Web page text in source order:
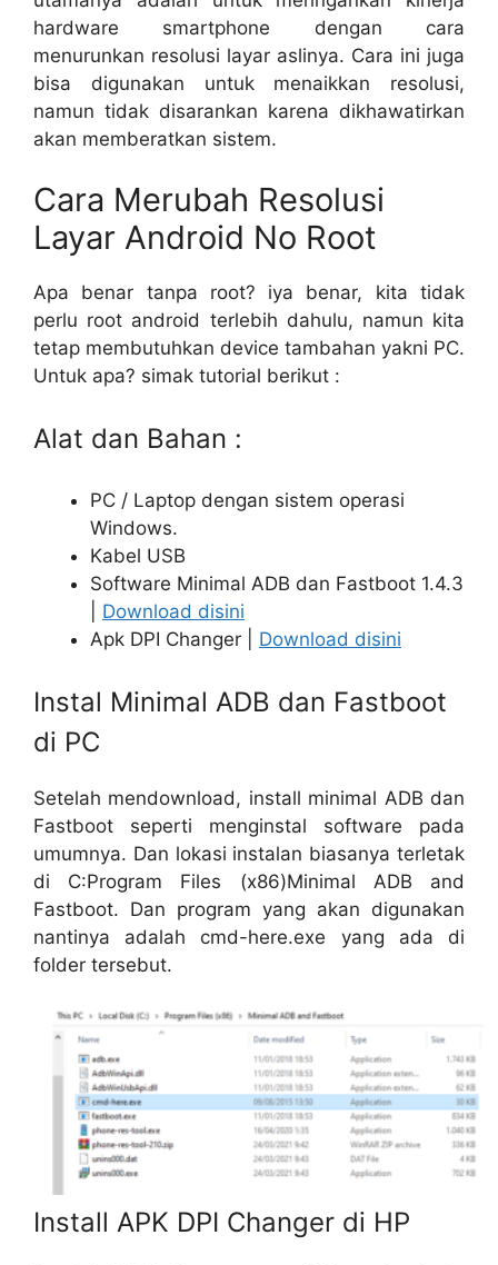
hardware smartphone dengan cara
menurunkan resolusi layar aslinya. Cara ini juga
bisa digunakan untuk menaikkan resolusi,
namun tidak disarankan karena dikhawatirkan
akan memberatkan sistem.
Cara Merubah Resolusi
Layar Android No Root
Apa benar tanpa root? iya benar, kita tidak
perlu root android terlebih dahulu, namun kita
tetap membutuhkan device tambahan yakni PC.
Untuk apa? simak tutorial berikut :
Alat dan Bahan :
PC / Laptop dengan sistem operasi
Windows.
Kabel USB
Software Minimal ADB dan Fastboot 1.4.3
Download disini
Apk DPI Changer | Download disini
Instal Minimal ADB dan Fastboot
di PC
Setelah mendownload, install minimal ADB dan
Fastboot seperti menginstal software pada
umumnya. Dan lokasi instalan biasanya terletak
di C:Program Files (x86)Minimal ADB and
Fastboot. Dan program yang akan digunakan
nantinya adalah cmd-here.exe yang ada di
folder tersebut.
Install APK DPI Changer di HP